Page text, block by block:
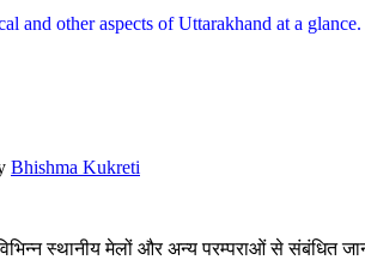
and other aspects of Uttarakhand at a
Bhishma Kukreti
स्थानीय मेलों और अन्य परम्पराओं से संबंधित